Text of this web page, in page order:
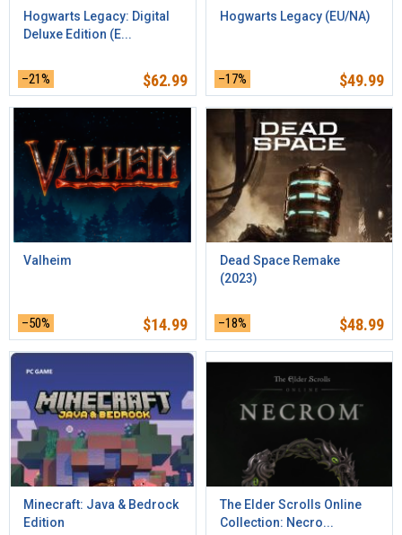
Hogwarts Legacy: Digital
Deluxe Edition (E...
–21% $62.99
Hogwarts Legacy (EU/NA)
–17% $49.99
Valheim
–50% $14.99
Dead Space Remake
(2023)
–18% $48.99
Minecraft: Java & Bedrock
Edition
The Elder Scrolls Online
Collection: Necro...